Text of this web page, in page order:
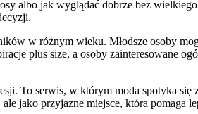
albo jak wyglądać dobrze bez
w różnym wieku. Młodsze osoby
plus size, a osoby zainteresowane
To serwis, w którym moda spotyka
jako przyjazne miejsce, która pomaga